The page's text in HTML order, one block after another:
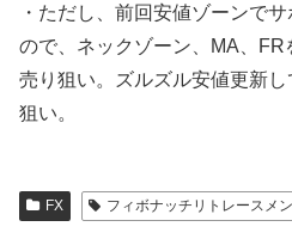
・ただし、前回安値ゾーンで
ので、ネックゾーン、MA、FR
売り狙い。ズルズル安値更新
狙い。
FX フィボナッチリトレースメ